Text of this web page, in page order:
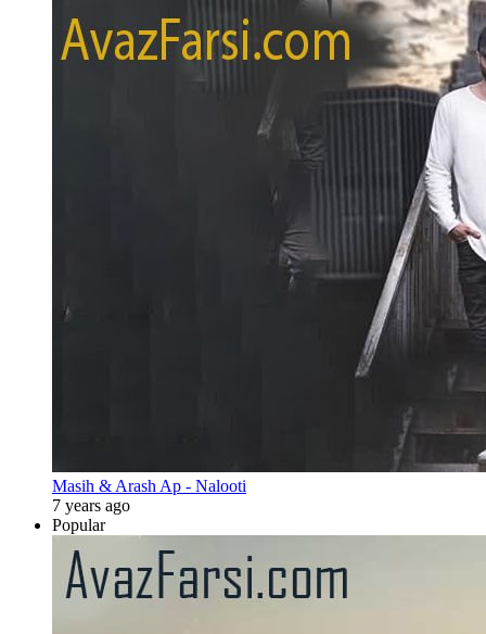
Masih & Arash Ap - Nalooti
7 years ago
Popular